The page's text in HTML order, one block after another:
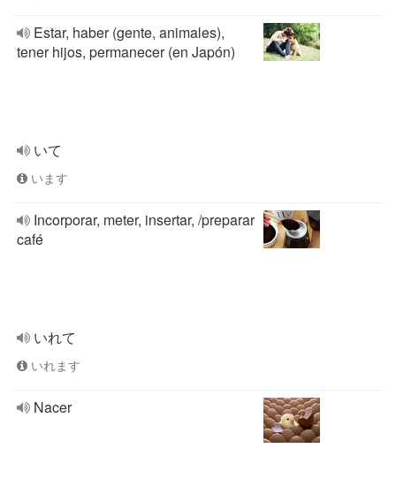
Estar, haber (gente, animales),
tener hijos, permanecer (en Japón)
いて
います
Incorporar, meter, insertar, /preparar
café
いれて
いれます
Nacer